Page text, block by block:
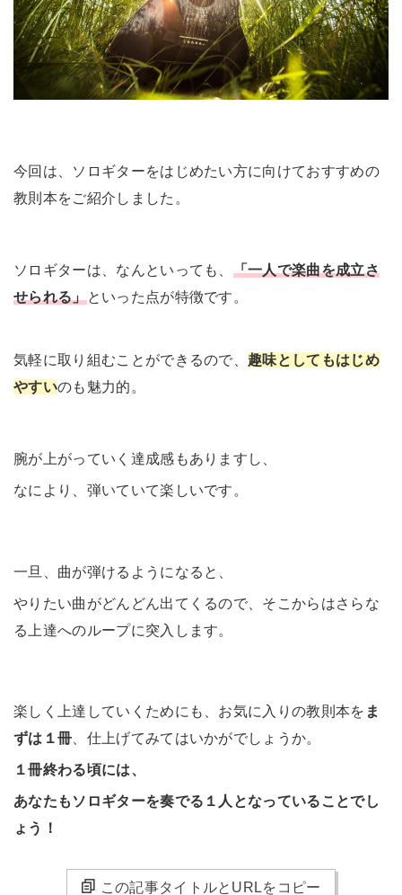
今回は、ソロギターをはじめたい方に向けておすすめの
教則本をご紹介しました。
ソロギターは、なんといっても、 「一人で楽曲を成立さ
せられる」といった点が特徴です。
気軽に取り組むことができるので、 趣味としてもはじめ
やすいのも魅力的。
腕が上がっていく達成感もありますし、
なにより、弾いていて楽しいです。
一旦、曲が弾けるようになると、
やりたい曲がどんどん出てくるので、そこからはさらな
る上達へのループに突入します。
楽しく上達していくためにも、お気に入りの教則本を ま
ずは１冊 、仕上げてみてはいかがでしょうか。
１冊終わる頃には、
あなたもソロギターを奏でる１人となっていることでし
ょう！
この記事タイトルとURLをコピー